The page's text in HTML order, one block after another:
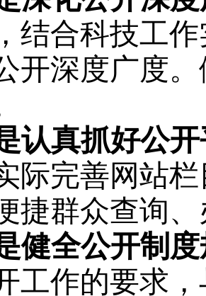
结合科技工
开深度广度
认真抓好公
际完善网站
捷群众查询
健全公开制
工作的要求